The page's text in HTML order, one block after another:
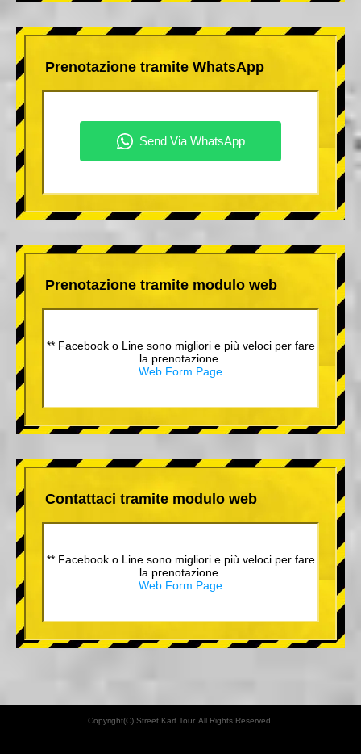
Prenotazione tramite WhatsApp
Prenotazione tramite modulo web
** Facebook o Line sono migliori e più veloci per fare
la prenotazione.
Web Form Page
Contattaci tramite modulo web
** Facebook o Line sono migliori e più veloci per fare
la prenotazione.
Web Form Page
Copyright(C) Street Kart Tour. All Rights Reserved.